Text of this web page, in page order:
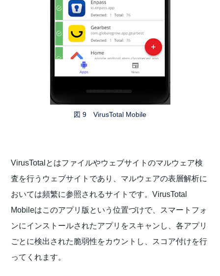
図 9 VirusTotal Mobile
VirusTotalとはファイルやウェブサイトのマルウェア検
査を行うウェブサイトであり、マルウェアの表層解析に
おいては頻繁に参照されるサイトです。VirusTotal
Mobileはこのアプリ版という位置づけで、スマートフォ
ンにインストールされたアプリをスキャンし、各アプリ
ごとに検出された脆弱性をカウントし、スコア付けを行
ってくれます。